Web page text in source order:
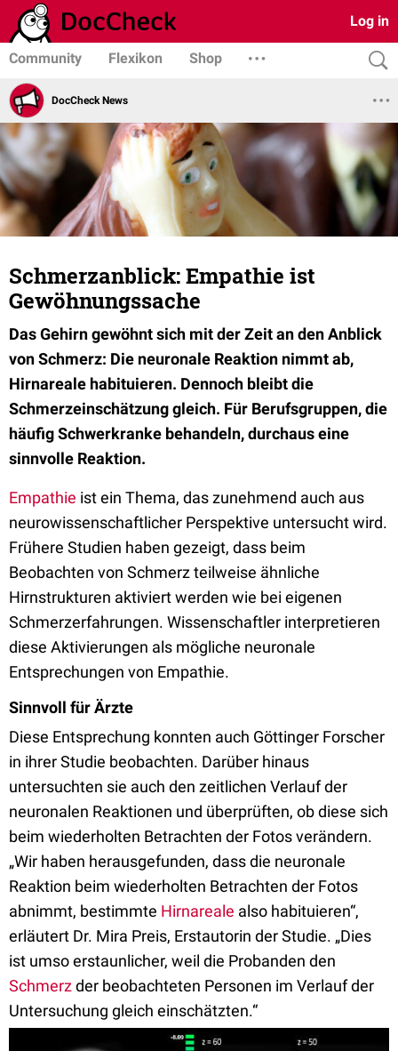
Log in
Community Flexikon Shop
DocCheck News
Schmerzanblick: Empathie ist
Gewöhnungssache
Das Gehirn gewöhnt sich mit der Zeit an den Anblick
von Schmerz: Die neuronale Reaktion nimmt ab,
Hirnareale habituieren. Dennoch bleibt die
Schmerzeinschätzung gleich. Für Berufsgruppen, die
häufig Schwerkranke behandeln, durchaus eine
sinnvolle Reaktion.
Empathie ist ein Thema, das zunehmend auch aus
neurowissenschaftlicher Perspektive untersucht wird.
Frühere Studien haben gezeigt, dass beim
Beobachten von Schmerz teilweise ähnliche
Hirnstrukturen aktiviert werden wie bei eigenen
Schmerzerfahrungen. Wissenschaftler interpretieren
diese Aktivierungen als mögliche neuronale
Entsprechungen von Empathie.
Sinnvoll für Ärzte
Diese Entsprechung konnten auch Göttinger Forscher
in ihrer Studie beobachten. Darüber hinaus
untersuchten sie auch den zeitlichen Verlauf der
neuronalen Reaktionen und überprüften, ob diese sich
beim wiederholten Betrachten der Fotos verändern.
„Wir haben herausgefunden, dass die neuronale
Reaktion beim wiederholten Betrachten der Fotos
abnimmt, bestimmte Hirnareale also habituieren“,
erläutert Dr. Mira Preis, Erstautorin der Studie. „Dies
ist umso erstaunlicher, weil die Probanden den
Schmerzder beobachteten Personen im Verlauf der
Untersuchung gleich einschätzten.“